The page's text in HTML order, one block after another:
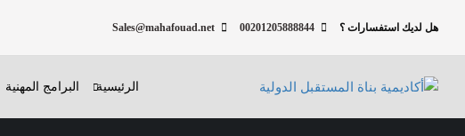
هل لديك استفسارات ؟ 00201205888844
Sales@mahafouad.net
الرئيسية البرامج المهنية